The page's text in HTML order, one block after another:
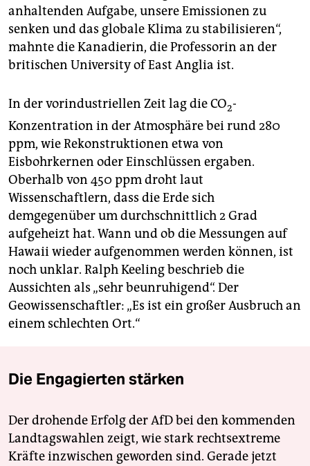
anhaltenden Aufgabe, unsere Emissionen zu
senken und das globale Klima zu stabilisieren“,
mahnte die Kanadierin, die Professorin an der
britischen University of East Anglia ist.
In der vorindustriellen Zeit lag die CO2-
Konzentration in der Atmosphäre bei rund 280
ppm, wie Rekonstruktionen etwa von
Eisbohrkernen oder Einschlüssen ergaben.
Oberhalb von 450 ppm droht laut
Wissenschaftlern, dass die Erde sich
demgegenüber um durchschnittlich 2 Grad
aufgeheizt hat. Wann und ob die Messungen auf
Hawaii wieder aufgenommen werden können, ist
noch unklar. Ralph Keeling beschrieb die
Aussichten als „sehr beunruhigend“. Der
Geowissenschaftler: „Es ist ein großer Ausbruch an
einem schlechten Ort.“
Die Engagierten stärken
Der drohende Erfolg der AfD bei den kommenden
Landtagswahlen zeigt, wie stark rechtsextreme
Kräfte inzwischen geworden sind. Gerade jetzt